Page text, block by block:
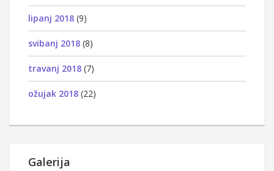
lipanj 2018 (9)
svibanj 2018 (8)
travanj 2018 (7)
ožujak 2018 (22)
Galerija